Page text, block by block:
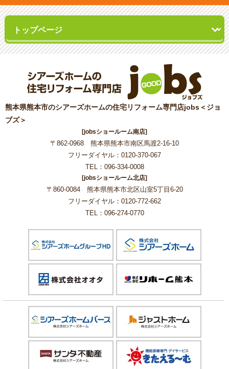
熊本県熊本市のシアーズホームの住宅リフォーム専門店jobs＜ジョ
ブズ＞
[jobsショールーム南店]
〒862-0968 熊本県熊本市南区馬渡2-16-10
フリーダイヤル：0120-370-067
TEL：096-334-0008
[jobsショールーム北店]
〒860-0084 熊本県熊本市北区山室5丁目6-20
フリーダイヤル：0120-772-662
TEL：096-274-0770